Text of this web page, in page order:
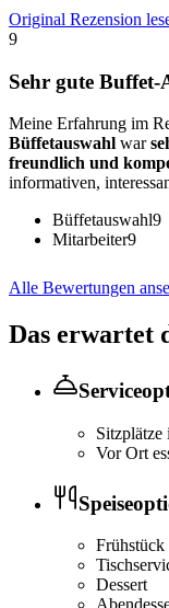
Original Rezension
9
Sehr gute
Meine Erfahrung im
Büffetauswahl war
freundlich und
informativen,
Büffetauswahl9
Mitarbeiter9
Alle Bewertungen
Das erwartet
Sitzplätze
Vor Ort
Frühstück
Dessert